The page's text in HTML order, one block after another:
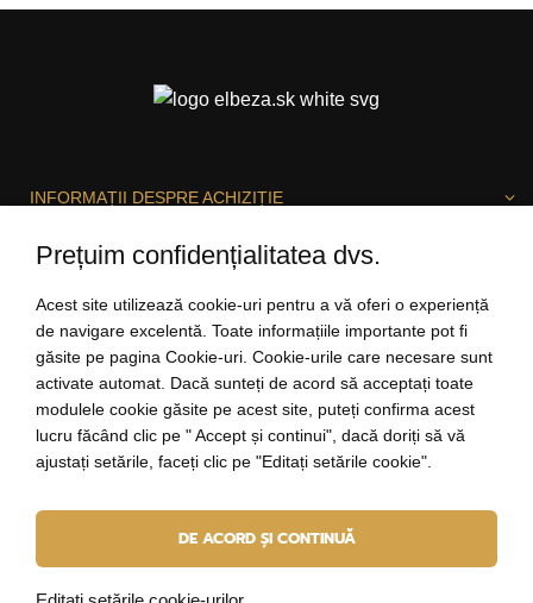
INFORMAȚII DESPRE ACHIZIȚIE
SUNTEM BUCUROȘI SĂ VĂ AJUTĂM!
salut@elbeza.ro
Internetový obchododBlueweb s.r.o.
Prețuim confidențialitatea dvs.
Acest site utilizează cookie-uri pentru a vă oferi o experiență
de navigare excelentă. Toate informațiile importante pot fi
găsite pe pagina Cookie-uri. Cookie-urile care necesare sunt
activate automat. Dacă sunteți de acord să acceptați toate
modulele cookie găsite pe acest site, puteți confirma acest
lucru făcând clic pe " Accept și continui", dacă doriți să vă
ajustați setările, faceți clic pe "Editați setările cookie".
DE ACORD ȘI CONTINUĂ